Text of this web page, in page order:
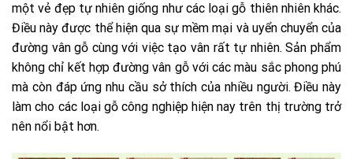
một vẻ đẹp tự nhiên giống như các loại gỗ thiên nhiên khác.
Điều này được thể hiện qua sự mềm mại và uyển chuyển của
đường vân gỗ cùng với việc tạo vân rất tự nhiên. Sản phẩm
không chỉ kết hợp đường vân gỗ với các màu sắc phong phú
mà còn đáp ứng nhu cầu sở thích của nhiều người. Điều này
làm cho các loại gỗ công nghiệp hiện nay trên thị trường trở
nên nổi bật hơn.